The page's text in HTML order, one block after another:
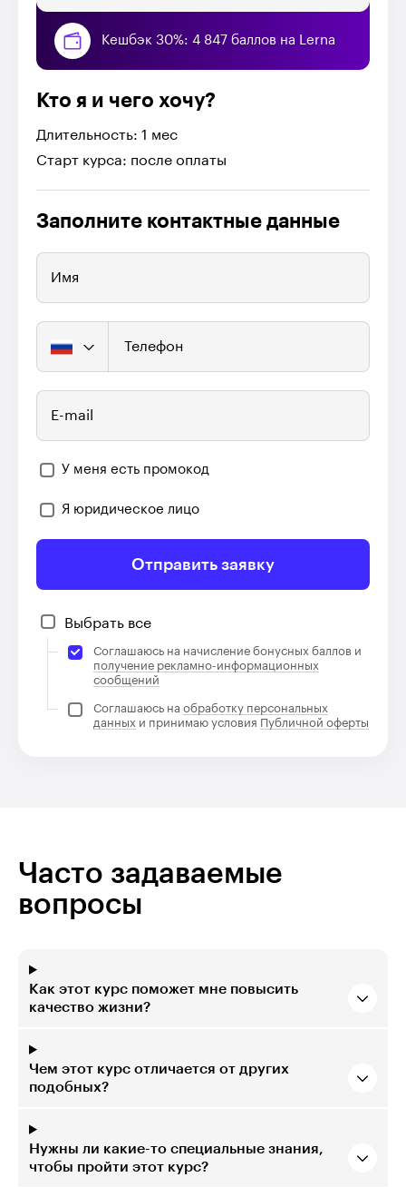
Кешбэк 30%: 4 847 баллов на Lerna
Кто я и чего хочу?
Длительность: 1 мес
Старт курса: после оплаты
Заполните контактные данные
Имя
Телефон
E-mail
У меня есть промокод
Я юридическое лицо
Отправить заявку
Выбрать все
Соглашаюсь на начисление бонусных баллов и
получение рекламно-информационных
сообщений
Соглашаюсь на обработку персональных
данных и принимаю условия Публичной оферты
Часто задаваемые
вопросы
Как этот курс поможет мне повысить
качество жизни?
Чем этот курс отличается от других
подобных?
Нужны ли какие-то специальные знания,
чтобы пройти этот курс?